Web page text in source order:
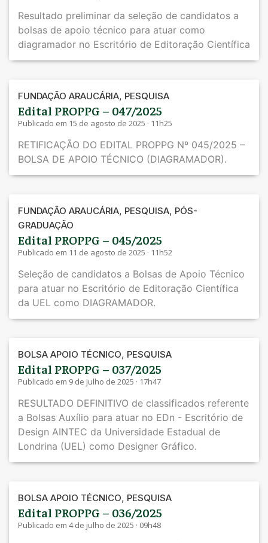
Resultado preliminar da seleção de candidatos a
bolsas de apoio técnico para atuar como
diagramador no Escritório de Editoração Científica
FUNDAÇÃO ARAUCÁRIA, PESQUISA
Edital PROPPG – 047/2025
Publicado em 15 de agosto de 2025 · 11h25
RETIFICAÇÃO DO EDITAL PROPPG Nº 045/2025 –
BOLSA DE APOIO TÉCNICO (DIAGRAMADOR).
FUNDAÇÃO ARAUCÁRIA, PESQUISA, PÓS-
GRADUAÇÃO
Edital PROPPG – 045/2025
Publicado em 11 de agosto de 2025 · 11h52
Seleção de candidatos a Bolsas de Apoio Técnico
para atuar no Escritório de Editoração Científica
da UEL como DIAGRAMADOR.
BOLSA APOIO TÉCNICO, PESQUISA
Edital PROPPG – 037/2025
Publicado em 9 de julho de 2025 · 17h47
RESULTADO DEFINITIVO de classificados referente
a Bolsas Auxílio para atuar no EDn - Escritório de
Design AINTEC da Universidade Estadual de
Londrina (UEL) como Designer Gráfico.
BOLSA APOIO TÉCNICO, PESQUISA
Edital PROPPG – 036/2025
Publicado em 4 de julho de 2025 · 09h48